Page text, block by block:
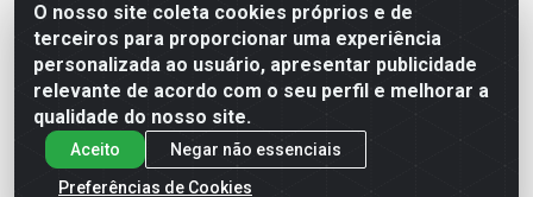
O nosso site coleta cookies próprios e de
terceiros para proporcionar uma experiência
personalizada ao usuário, apresentar publicidade
relevante de acordo com o seu perfil e melhorar a
qualidade do nosso site.
Aceito
Negar não essenciais
Preferências de Cookies
MR Distribuidora - Rua Hortêncio Ribeiro de Luna, 3777 -
Distrito Industrial, João Pessoa/PB - CEP 58081-400 -
CNPJ 35.428.312/0001-85